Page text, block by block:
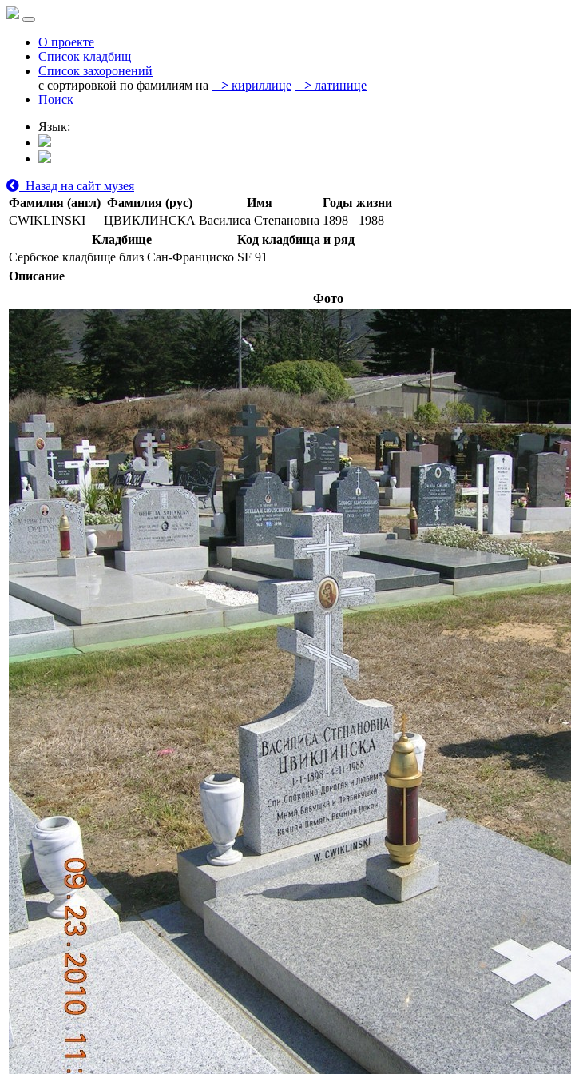
О проекте
Список кладбищ
Список захоронений
с сортировкой по фамилиям на
> кириллице > латинице
Поиск
Язык:
Назад на сайт музея
Фамилия (англ) Фамилия (рус) Имя
Годы жизни
CWIKLINSKI
ЦВИКЛИНСКА Василиса Степановна 1898
1988
Кладбище
Код кладбища и ряд
Сербское кладбище близ Сан-Франциско SF 91
Описание
Фото